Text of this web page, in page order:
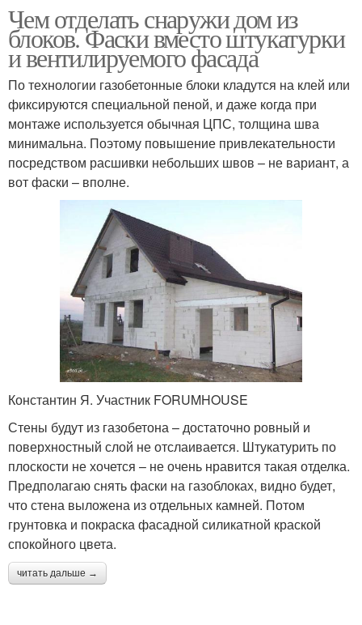
Чем отделать снаружи дом из
блоков. Фаски вместо штукатурки
и вентилируемого фасада
По технологии газобетонные блоки кладутся на клей или
фиксируются специальной пеной, и даже когда при
монтаже используется обычная ЦПС, толщина шва
минимальна. Поэтому повышение привлекательности
посредством расшивки небольших швов – не вариант, а
вот фаски – вполне.
Константин Я. Участник FORUMHOUSE
Стены будут из газобетона – достаточно ровный и
поверхностный слой не отслаивается. Штукатурить по
плоскости не хочется – не очень нравится такая отделка.
Предполагаю снять фаски на газоблоках, видно будет,
что стена выложена из отдельных камней. Потом
грунтовка и покраска фасадной силикатной краской
спокойного цвета.
читать дальше →